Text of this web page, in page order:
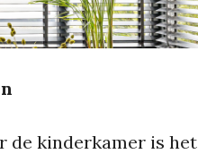
de kinderkamer is het